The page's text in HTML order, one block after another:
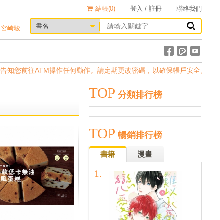
結帳(0) 登入 / 註冊 聯絡我們
宮崎駿
操作任何動作。請定期更改密碼，以確保帳戶安全。
TOP 分類排行榜
TOP 暢銷排行榜
書籍 漫畫